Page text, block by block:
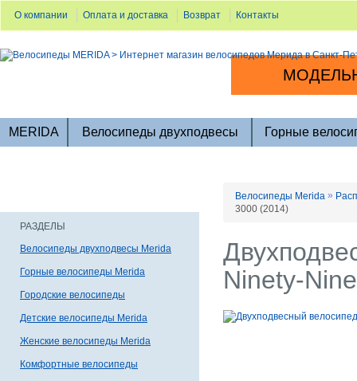
О компании Оплата и доставка Возврат Контакты
MERIDA Велосипеды двухподвесы Горные
РАЗДЕЛЫ
Велосипеды двухподвесы Merida
Горные велосипеды Merida
Городские велосипеды
Детские велосипеды Merida
Женские велосипеды Merida
Комфортные велосипеды
Велосипеды Merida »
3000 (2014)
Ninety-